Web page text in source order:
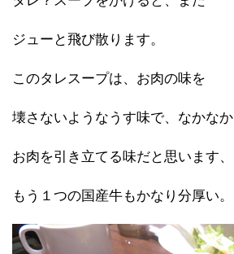
ジューと飛び散ります。
このタレスープは、お肉の味を
壊さないようなうす味で、なかなか
お肉を引き立てる味だと思います、
もう１つの国産牛もかなり分厚い。